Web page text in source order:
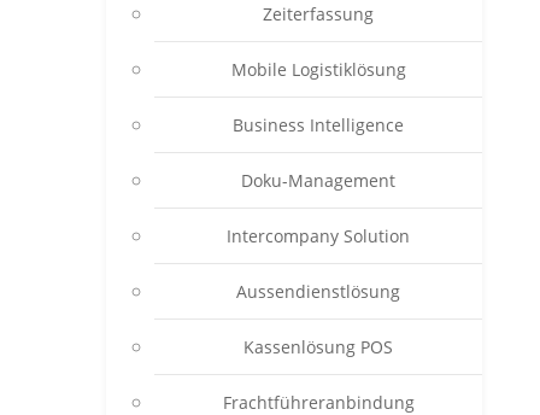
Zeiterfassung
Mobile Logistiklösung
Business Intelligence
Doku-Management
Intercompany Solution
Aussendienstlösung
Kassenlösung POS
Frachtführeranbindung